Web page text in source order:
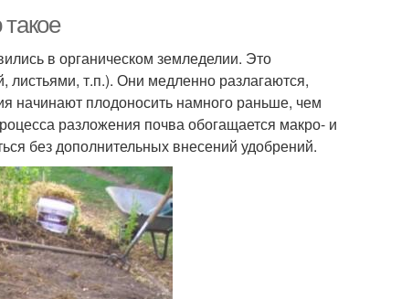
в органическом земледелии. Это
листьями, т.п.). Они медленно разлагаются,
начинают плодоносить намного раньше, чем
разложения почва обогащается макро- и
без дополнительных внесений удобрений.